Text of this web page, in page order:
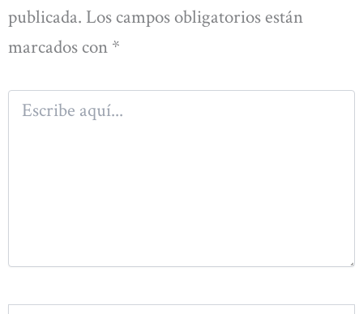
publicada. Los campos obligatorios están
marcados con *
Escribe
aquí...